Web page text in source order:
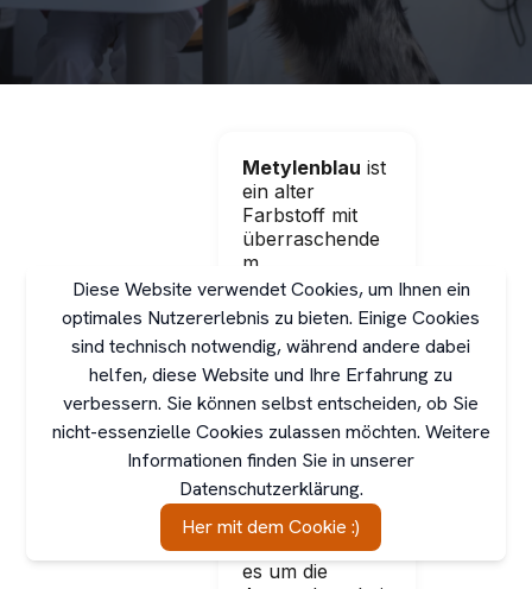
Metylenblau ist
ein alter
Farbstoff mit
überraschende
m
medizinischem
Potenzial –
auch in der
Veterinärmedizi
n. In der
Humanmedizin
wird es bei
Methämoglobin
ämie und als
Antioxidans
eingesetzt.
Doch wie steht
es um die
Diese Website verwendet Cookies, um Ihnen ein
optimales Nutzererlebnis zu bieten. Einige Cookies
sind technisch notwendig, während andere dabei
helfen, diese Website und Ihre Erfahrung zu
verbessern. Sie können selbst entscheiden, ob Sie
nicht-essenzielle Cookies zulassen möchten. Weitere
Informationen finden Sie in unserer
Datenschutzerklärung.
Her mit dem Cookie :)